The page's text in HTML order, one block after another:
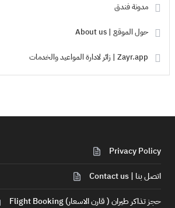
مدونة فندق
حول الموقع | About us
Zayr.app | زائر لادارة المواعيد والخدمات
Privacy Policy
اتصل بنا | Contact us
حجز تذاكر طيران ( قارن الاسعار) Flight Booking